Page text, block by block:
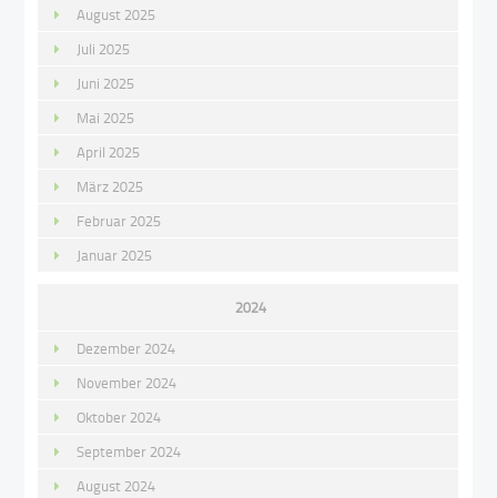
August 2025
Juli 2025
Juni 2025
Mai 2025
April 2025
März 2025
Februar 2025
Januar 2025
2024
Dezember 2024
November 2024
Oktober 2024
September 2024
August 2024